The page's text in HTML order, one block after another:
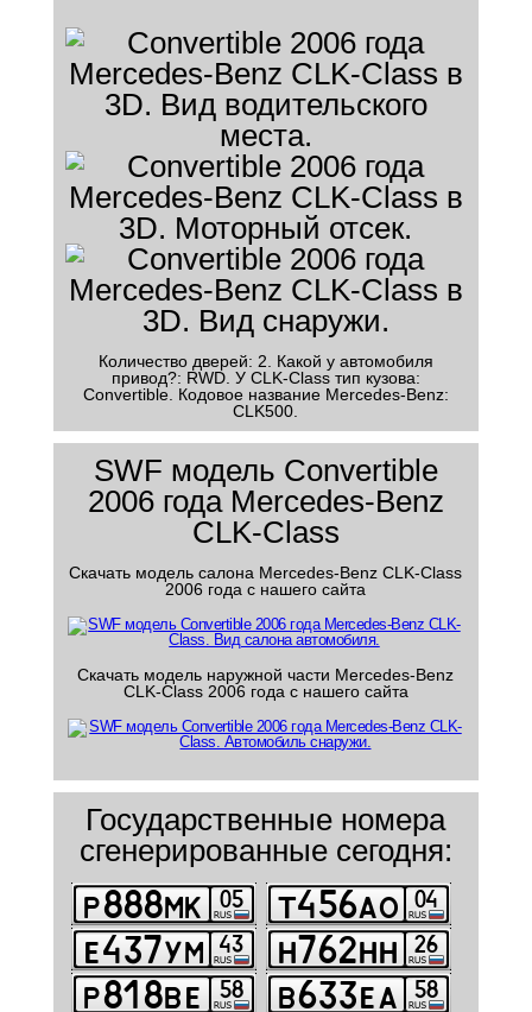
Количество дверей: 2. Какой у автомобиля
привод?: RWD. У CLK-Class тип кузова:
Convertible. Кодовое название Mercedes-Benz:
CLK500.
SWF модель Convertible
2006 года Mercedes-Benz
CLK-Class
Скачать модель салона Mercedes-Benz CLK-Class
2006 года с нашего сайта
Скачать модель наружной части Mercedes-Benz
CLK-Class 2006 года с нашего сайта
Государственные номера
сгенерированные сегодня: